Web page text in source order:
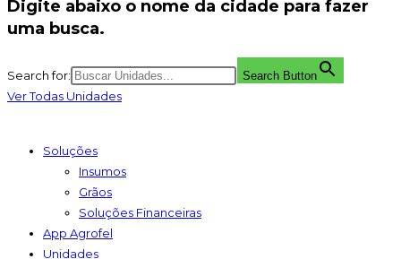
Digite abaixo o nome da cidade para fazer
uma busca.
Search for: Search Button
Ver Todas Unidades
Soluções
Insumos
Grãos
Soluções Financeiras
App Agrofel
Unidades